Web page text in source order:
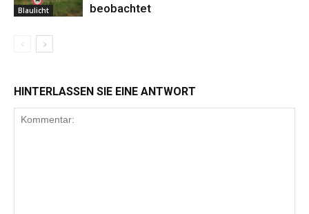
Blaulicht
beobachtet
HINTERLASSEN SIE EINE ANTWORT